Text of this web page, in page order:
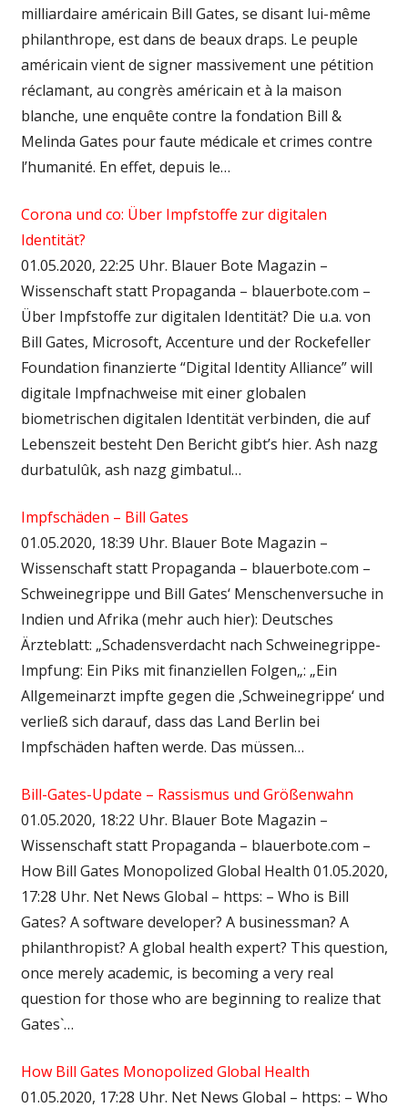
milliardaire américain Bill Gates, se disant lui-même
philanthrope, est dans de beaux draps. Le peuple
américain vient de signer massivement une pétition
réclamant, au congrès américain et à la maison
blanche, une enquête contre la fondation Bill &
Melinda Gates pour faute médicale et crimes contre
l’humanité. En effet, depuis le…
Corona und co: Über Impfstoffe zur digitalen
Identität?
01.05.2020, 22:25 Uhr. Blauer Bote Magazin –
Wissenschaft statt Propaganda – blauerbote.com –
Über Impfstoffe zur digitalen Identität? Die u.a. von
Bill Gates, Microsoft, Accenture und der Rockefeller
Foundation finanzierte “Digital Identity Alliance” will
digitale Impfnachweise mit einer globalen
biometrischen digitalen Identität verbinden, die auf
Lebenszeit besteht Den Bericht gibt’s hier. Ash nazg
durbatulûk, ash nazg gimbatul…
Impfschäden – Bill Gates
01.05.2020, 18:39 Uhr. Blauer Bote Magazin –
Wissenschaft statt Propaganda – blauerbote.com –
Schweinegrippe und Bill Gates‘ Menschenversuche in
Indien und Afrika (mehr auch hier): Deutsches
Ärzteblatt: „Schadensverdacht nach Schweinegrippe-
Impfung: Ein Piks mit finanziellen Folgen„: „Ein
Allgemeinarzt impfte gegen die ‚Schweinegrippe‘ und
verließ sich darauf, dass das Land Berlin bei
Impfschäden haften werde. Das müssen…
Bill-Gates-Update – Rassismus und Größenwahn
01.05.2020, 18:22 Uhr. Blauer Bote Magazin –
Wissenschaft statt Propaganda – blauerbote.com –
How Bill Gates Monopolized Global Health 01.05.2020,
17:28 Uhr. Net News Global – https: – Who is Bill
Gates? A software developer? A businessman? A
philanthropist? A global health expert? This question,
once merely academic, is becoming a very real
question for those who are beginning to realize that
Gates`…
How Bill Gates Monopolized Global Health
01.05.2020, 17:28 Uhr. Net News Global – https: – Who